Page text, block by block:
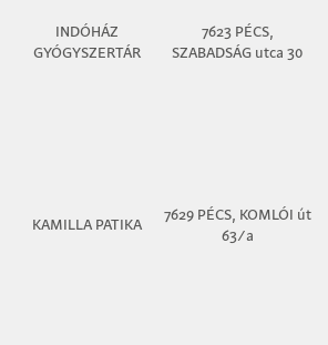
INDÓHÁZ
GYÓGYSZERTÁR
7623 PÉCS,
SZABADSÁG utca 30
KAMILLA PATIKA
7629 PÉCS, KOMLÓI út
63/a